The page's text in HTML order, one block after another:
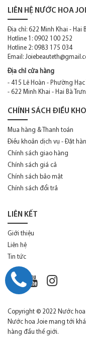
LIÊN HỆ NƯỚC HOA
Địa chỉ: 622 Minh Khai - Hai
Hotline 1: 0902 100 252
Hotline 2: 0983 175 034
Email:
Địa chỉ cửa hàng
- 415 Lê Hoàn - Phường Hạc
- 622 Minh Khai - Hai Bà
CHÍNH SÁCH ĐIỀU
Mua hàng & Thanh toán
Điều khoản dịch vụ - Đặt
Chính sách giao hàng
Chính sách giá cả
Chính sách bảo mật
Chính sách đổi trả
LIÊN KẾT
Giới thiệu
Liên hệ
Tin tức
Copyright © 2022 Nước hoa
Nước hoa Joie mang tới
hàng đầu thế giới.